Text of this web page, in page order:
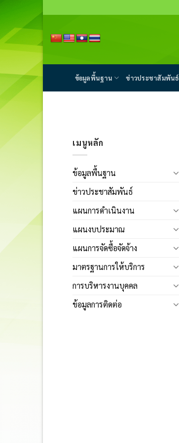
to
content
ข้อมูลพื้นฐาน ข่าวประชาสัมพันธ์
เมนูหลัก
ข้อมูลพื้นฐาน
ข่าวประชาสัมพันธ์
แผนการดำเนินงาน
แผนงบประมาณ
แผนการจัดซื้อจัดจ้าง
มาตรฐานการให้บริการ
การบริหารงานบุคคล
ข้อมูลการติดต่อ